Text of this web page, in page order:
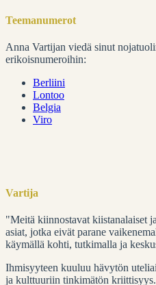
Teemanumerot
Anna Vartijan viedä sinut
erikoisnumeroihin:
Berliini
Lontoo
Belgia
Viro
Vartija
"Meitä kiinnostavat kiistanalaiset
asiat, jotka eivät parane
käymällä kohti, tutkimalla ja
Ihmisyyteen kuuluu hävytön
ja kulttuuriin tinkimätön